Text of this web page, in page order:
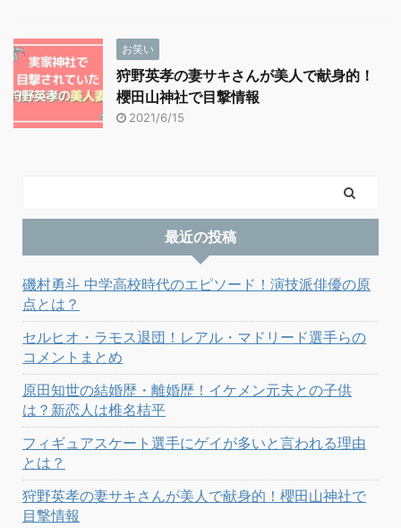
お笑い
狩野英孝の妻サキさんが美人で献身的！
櫻田山神社で目撃情報
2021/6/15
最近の投稿
磯村勇斗 中学高校時代のエピソード！演技派俳優の原
点とは？
セルヒオ・ラモス退団！レアル・マドリード選手らの
コメントまとめ
原田知世の結婚歴・離婚歴！イケメン元夫との子供
は？新恋人は椎名桔平
フィギュアスケート選手にゲイが多いと言われる理由
とは？
狩野英孝の妻サキさんが美人で献身的！櫻田山神社で
目撃情報